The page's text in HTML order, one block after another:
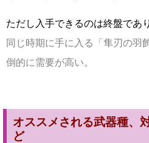
ただし入手できるのは終盤であ
同じ時期に手に入る「隼刃の羽
倒的に需要が高い。
オススメされる武器種、
ど